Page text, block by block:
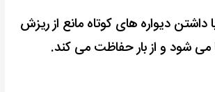
داشتن دیواره های کوتاه مانع از ریزش
می شود و از بار حفاظت می کند.